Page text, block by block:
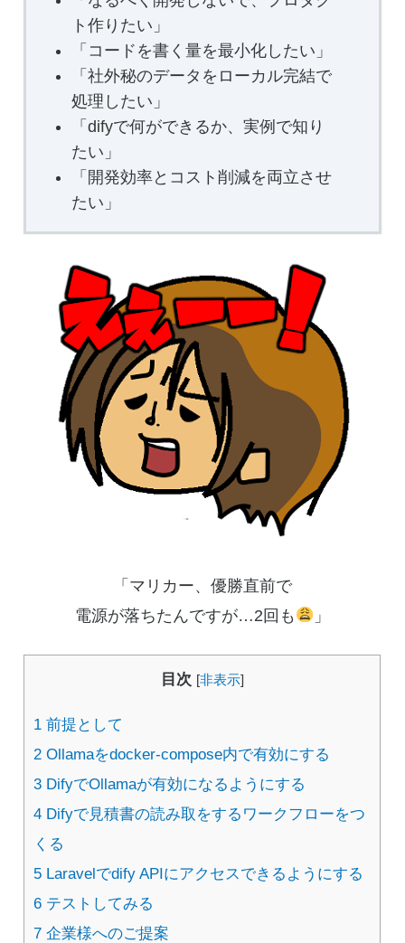
ト作りたい」
「コードを書く量を最小化したい」
「社外秘のデータをローカル完結で
処理したい」
「difyで何ができるか、実例で知り
たい」
「開発効率とコスト削減を両立させ
たい」
「マリカー、優勝直前で
電源が落ちたんですが…2回も
」
目次 [非表示]
1 前提として
2 Ollamaをdocker-compose内で有効にする
3 DifyでOllamaが有効になるようにする
4 Difyで見積書の読み取をするワークフローをつ
くる
5 Laravelでdify APIにアクセスできるようにする
6 テストしてみる
7 企業様へのご提案